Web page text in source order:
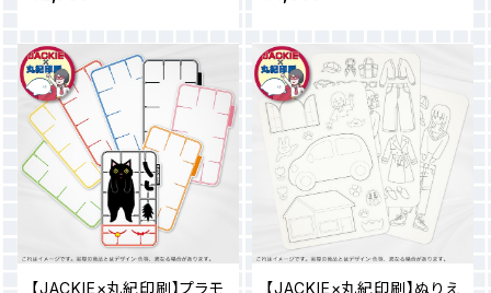
も？（知らんけど）
コレーションシール
【JACKIE×丸紀印刷】プラモ 【JACKIE×丸紀印刷】ぬりえ